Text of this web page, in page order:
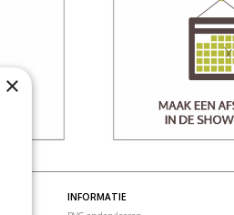
INFORMATIE
×